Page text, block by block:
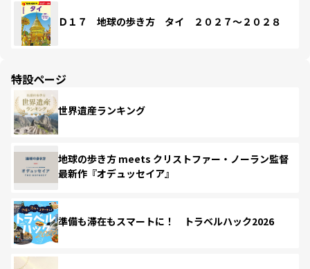
Ｄ１７ 地球の歩き方 タイ ２０２７～２０２８
特設ページ
世界遺産ランキング
地球の歩き方 meets クリストファー・ノーラン監督
最新作『オデュッセイア』
準備も滞在もスマートに！ トラベルハック2026